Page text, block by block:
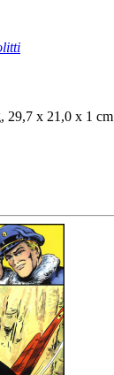
29,7 x 21,0 x 1 cm